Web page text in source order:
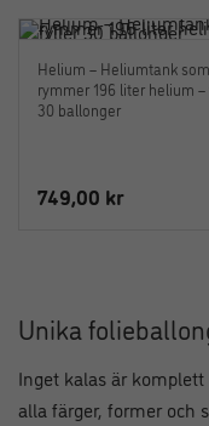
Helium – Heliumtank som
rymmer 196 liter helium
30 ballonger
749,00 kr
Unika
Inget kalas är
alla färger, former och